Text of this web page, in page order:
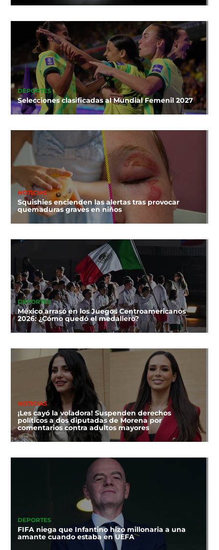
DEPORTES
Selecciones clasificadas al Mundial Femenil 2027
NOTICIAS
Squishies encienden las alertas tras provocar
quemaduras graves en niños
DEPORTES
México arrasó en los Juegos Centroamericanos
2026: ¿Cómo quedó el medallero?
NOTICIAS
¡Les cayó la voladora! Suspenden derechos
políticos a dos diputadas de Morena por
comentarios contra adultos mayores
DEPORTES
FIFA niega que Infantino hizo millonaria a una
amante cuando estaba en UEFA